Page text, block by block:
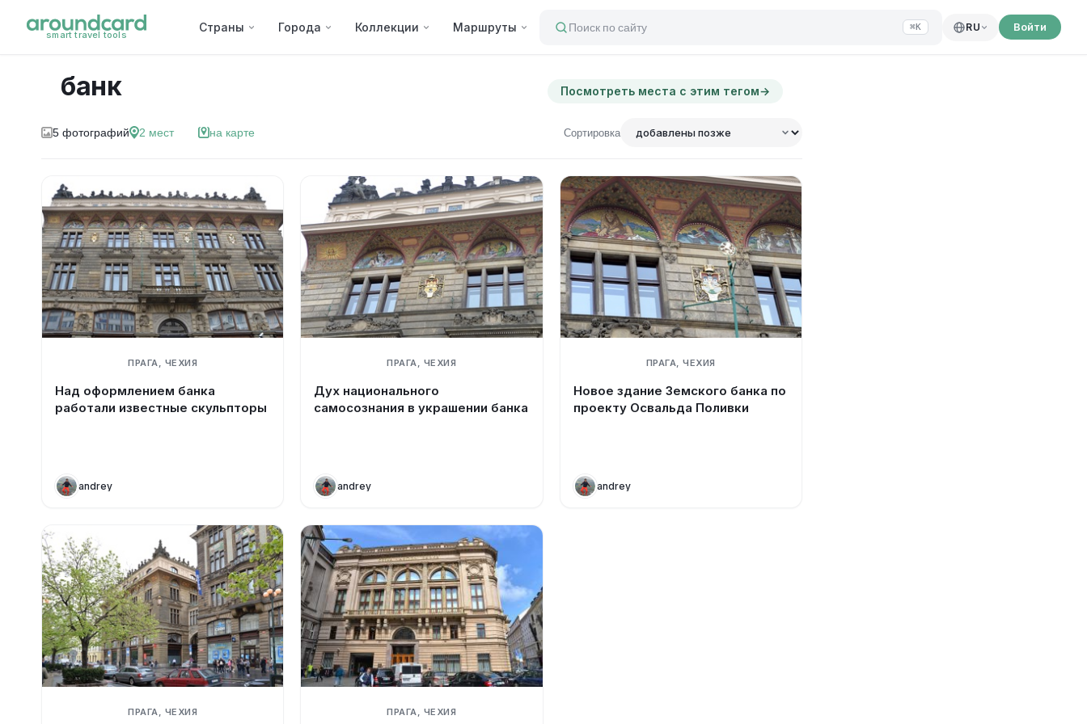
smart travel tools
Страны Города Коллекции Маршруты Поиск по сайту ⌘K RU Войти
банк Посмотреть места с этим тегом→
5 фотографий 2 мест на карте Сортировка
ПРАГА, ЧЕХИЯ
Над оформлением банка
работали известные скульпторы
andrey
ПРАГА, ЧЕХИЯ
Дух национального
самосознания в украшении банка
andrey
ПРАГА, ЧЕХИЯ
Новое здание Земского банка по
проекту Освальда Поливки
andrey
ПРАГА, ЧЕХИЯ ПРАГА, ЧЕХИЯ